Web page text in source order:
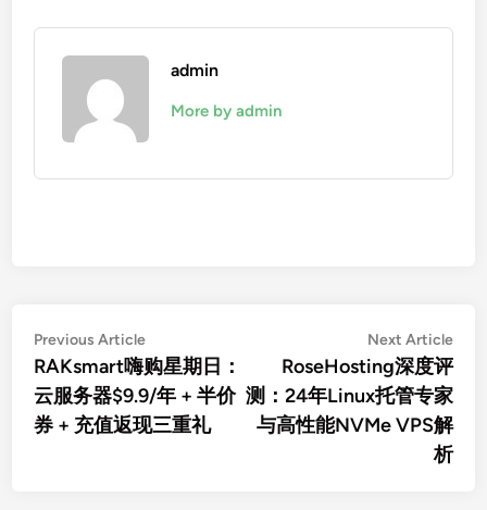
admin
More by admin
文
章
导
航
Previous ArticlePrevious
article:
RAKsmart嗨购星期日：
云服务器$9.9/年 + 半价
券 + 充值返现三重礼
Next Article
RoseHosting深度评
测：24年Linux托管专家
与高性能NVMe VPS解
析